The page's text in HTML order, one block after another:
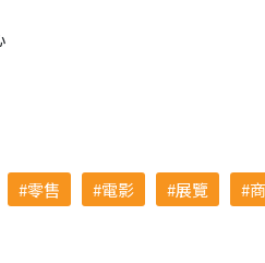
零售 電影 展覽